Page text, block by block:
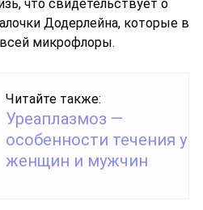
что свидетельствует о
Додерлейна, которые в
микрофлоры.
Читайте также:
Уреаплазмоз —
особенности течения у
женщин и мужчин